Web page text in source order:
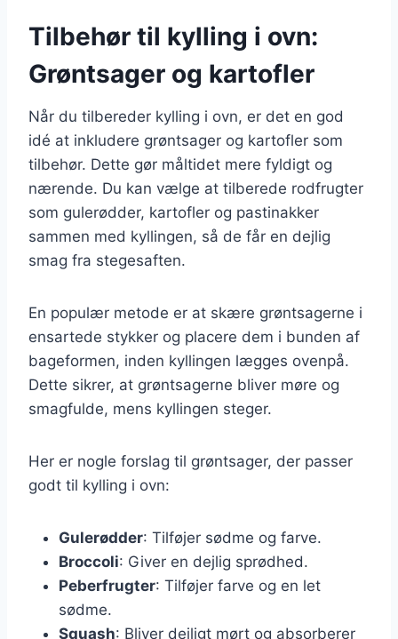
Tilbehør til kylling i ovn:
Grøntsager og kartofler
Når du tilbereder kylling i ovn, er det en god
idé at inkludere grøntsager og kartofler som
tilbehør. Dette gør måltidet mere fyldigt og
nærende. Du kan vælge at tilberede rodfrugter
som gulerødder, kartofler og pastinakker
sammen med kyllingen, så de får en dejlig
smag fra stegesaften.
En populær metode er at skære grøntsagerne i
ensartede stykker og placere dem i bunden af
bageformen, inden kyllingen lægges ovenpå.
Dette sikrer, at grøntsagerne bliver møre og
smagfulde, mens kyllingen steger.
Her er nogle forslag til grøntsager, der passer
godt til kylling i ovn:
Gulerødder: Tilføjer sødme og farve.
Broccoli: Giver en dejlig sprødhed.
Peberfrugter: Tilføjer farve og en let
sødme.
Squash: Bliver dejligt mørt og absorberer